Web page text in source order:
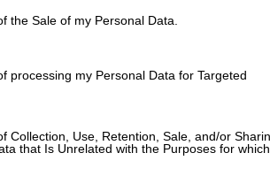
the Sale of my Personal Data.
processing my Personal Data for Targeted
Collection, Use, Retention, Sale, and/or
that Is Unrelated with the Purposes for
naturlig grumlighet. Förutom det
4,9% alkoholhalt i glaset.
Ölnöjet inleds av en kryddig doft som
nötter. Den initiala smaken följer detta
surdeg. Allt eftersom drickandet fortsätter
hasselnötter och krämig kola. Inslag av
Kronan på verket är en torr, maltig finish
Originaldrycken från Kaiser är en delikat